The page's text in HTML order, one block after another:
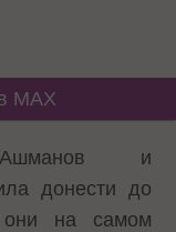
MAX
и
донести до
они на самом